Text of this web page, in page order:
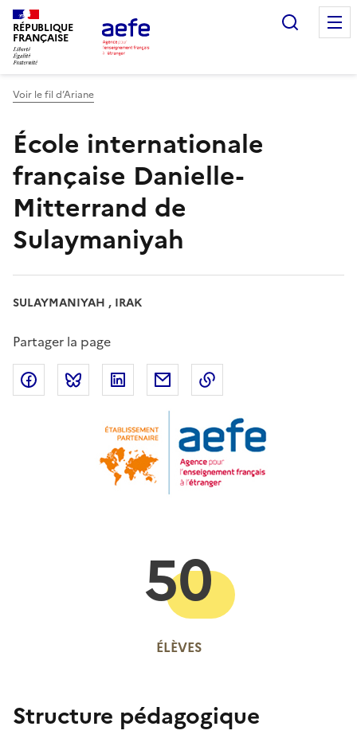
Aller
au
contenu
principal
RÉPUBLIQUE
FRANÇAISE
Voir le fil d’Ariane
École internationale
française Danielle-
Mitterrand de
Sulaymaniyah
SULAYMANIYAH , IRAK
Partager la page
Partager sur Facebook
Partager sur Bluesky
Partager sur LinkedIn
Partager par email
ÉLÈVES
50
Structure pédagogique